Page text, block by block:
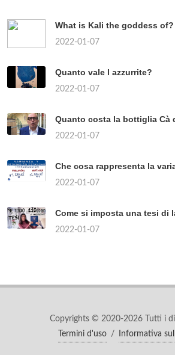
What is Kali the goddess of?
2022-01-07
Quanto vale l azzurrite?
2022-01-07
Quanto costa la bottiglia Cà
2022-01-07
Che cosa rappresenta la
2022-01-07
Come si imposta una tesi di
2022-01-07
Copyrights © 2020-2026 Tutti i
Termini d'uso
/ Informativa